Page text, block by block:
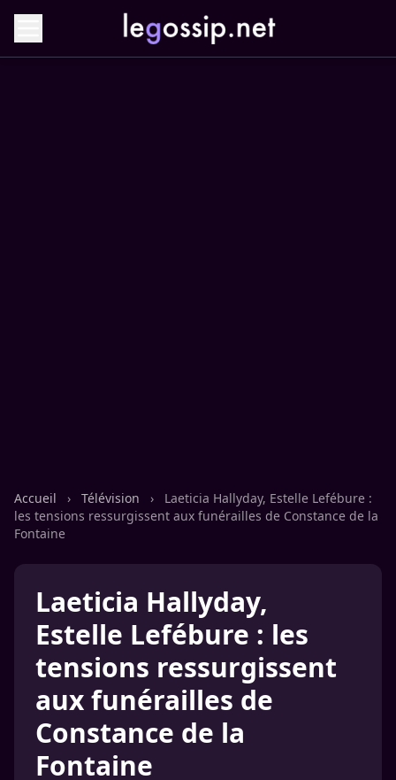
Accueil › Télévision ›
Laeticia Hallyday, Estelle Lefébure :
les tensions ressurgissent aux funérailles de Constance de la
Fontaine
Laeticia Hallyday,
Estelle Lefébure : les
tensions ressurgissent
aux funérailles de
Constance de la
Fontaine